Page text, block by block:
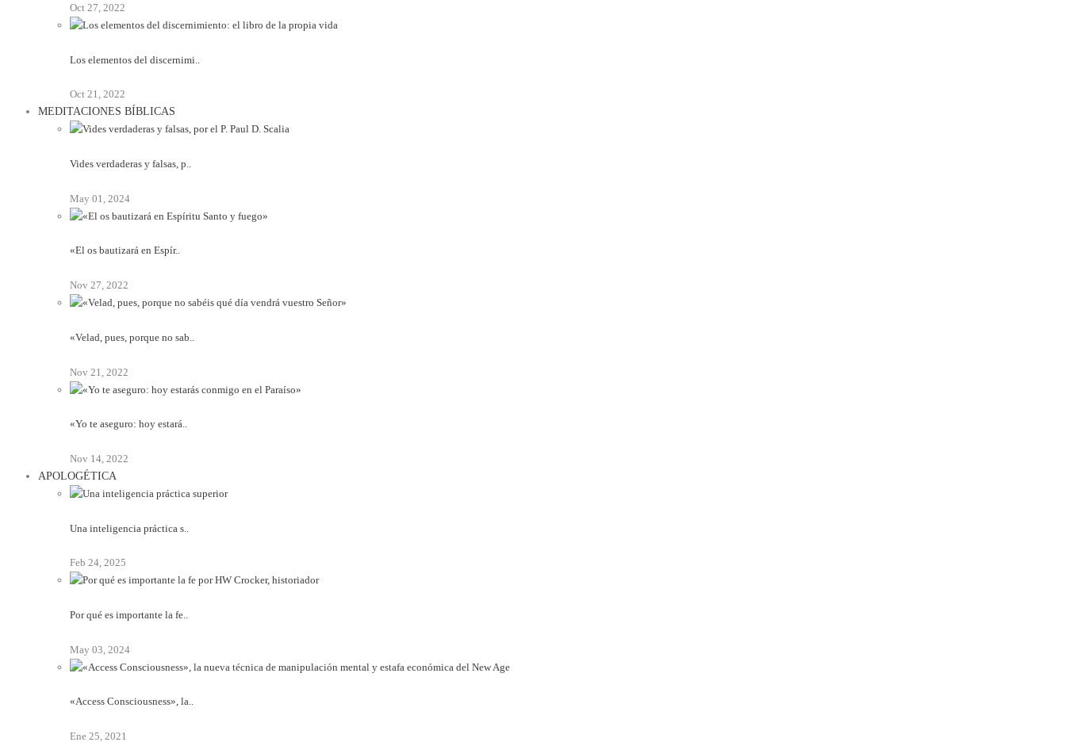
Oct 27, 2022
Los elementos del discernimi..
Oct 21, 2022
MEDITACIONES BÍBLICAS
Vides verdaderas y falsas, p..
May 01, 2024
«El os bautizará en Espír..
Nov 27, 2022
«Velad, pues, porque no sab..
Nov 21, 2022
«Yo te aseguro: hoy estará..
Nov 14, 2022
APOLOGÉTICA
Una inteligencia práctica s..
Feb 24, 2025
Por qué es importante la fe..
May 03, 2024
«Access Consciousness», la..
Ene 25, 2021